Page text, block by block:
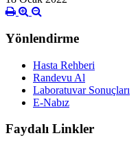
Yönlendirme
Hasta Rehberi
Randevu Al
Laboratuvar Sonuçları
E-Nabız
Faydalı Linkler